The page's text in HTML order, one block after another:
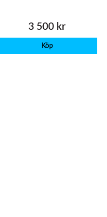
3 500 kr
Köp